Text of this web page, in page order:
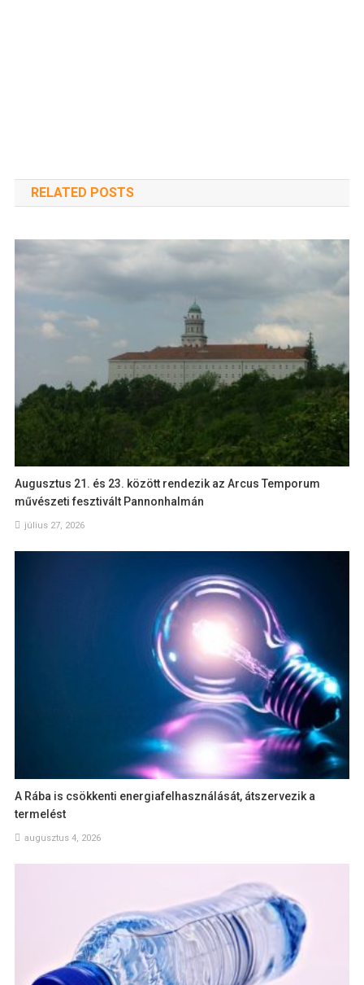
RELATED POSTS
Augusztus 21. és 23. között rendezik az Arcus Temporum
művészeti fesztivált Pannonhalmán
július 27, 2026
A Rába is csökkenti energiafelhasználását, átszervezik a
termelést
augusztus 4, 2026